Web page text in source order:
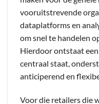
vooruitstrevende
dataplatforms en
om snel te handelen
Hierdoor ontstaat
centraal staat,
anticiperend en
Voor die retailers die